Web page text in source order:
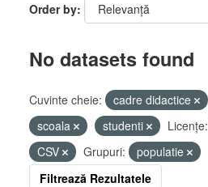
Order by
No datasets found
Cuvinte cheie: cadre didactice
scoala
studenti Licenţe:
CSV
Grupuri:
populatie
Filtrează Rezultatele